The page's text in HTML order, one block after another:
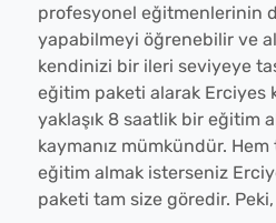
profesyonel eğitmenlerinin
yapabilmeyi öğrenebilir ve
kendinizi bir ileri seviyeye
eğitim paketi alarak Erciyes
yaklaşık 8 saatlik bir eğitim
kaymanız mümkündür.
eğitim almak isterseniz
paketi tam size göredir.